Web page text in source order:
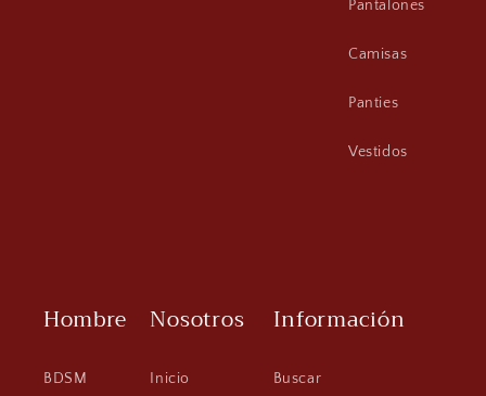
Pantalones
Camisas
Panties
Vestidos
Hombre
BDSM
Nosotros
Inicio
Información
Buscar